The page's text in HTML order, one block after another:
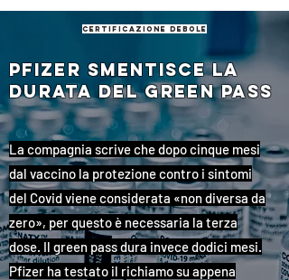
certificazione debole
Pfizer smentisce la
durata del green pass
La compagnia scrive che dopo cinque mesi
dal vaccino la protezione contro i sintomi
del Covid viene considerata «non diversa da
zero», per questo è necessaria la terza
dose. Il green pass dura invece dodici mesi.
Pfizer ha testato il richiamo su appena